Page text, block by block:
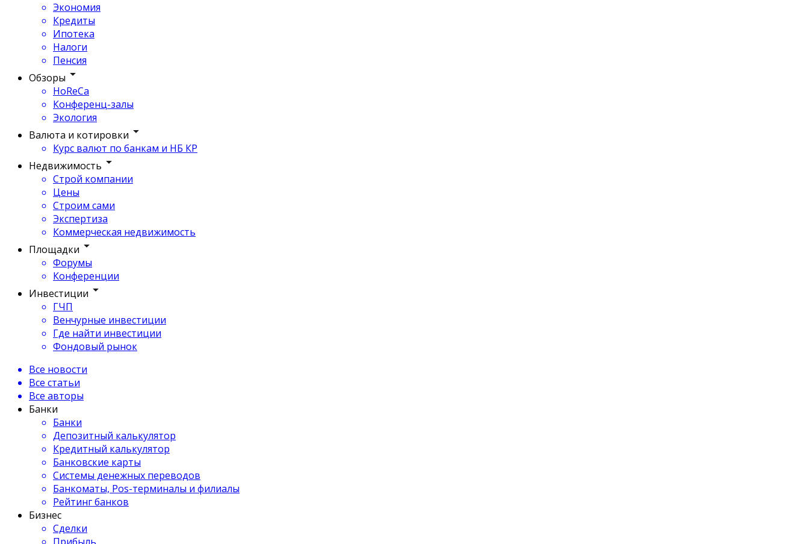
Экономия
Кредиты
Ипотека
Налоги
Пенсия
Обзоры
HoReCa
Конференц-залы
Экология
Валюта и котировки
Курс валют по банкам и НБ КР
Недвижимость
Строй компании
Цены
Строим сами
Экспертиза
Коммерческая недвижимость
Площадки
Форумы
Конференции
Инвестиции
ГЧП
Венчурные инвестиции
Где найти инвестиции
Фондовый рынок
Все новости
Все статьи
Все авторы
Банки
Банки
Депозитный калькулятор
Кредитный калькулятор
Банковские карты
Системы денежных переводов
Банкоматы, Pos-терминалы и филиалы
Рейтинг банков
Бизнес
Сделки